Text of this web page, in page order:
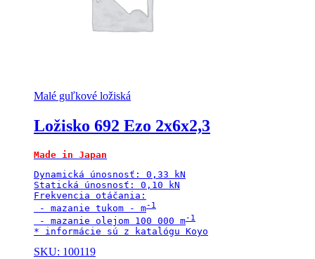
Malé guľkové ložiská
Ložisko 692 Ezo 2x6x2,3
Made in Japan
Dynamická únosnosť: 0,33 kN
Statická únosnosť: 0,10 kN
Frekvencia otáčania:
- mazanie tukom - m
- mazanie olejom 100 000 m
SKU: 100119